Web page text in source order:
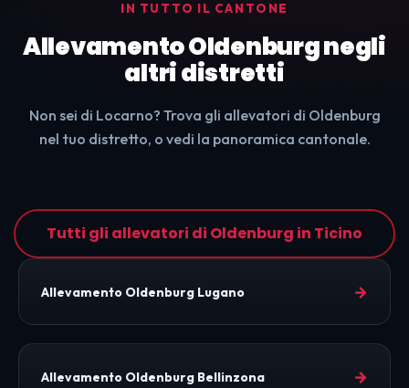
IN TUTTO IL CANTONE
Allevamento Oldenburg negli
altri distretti
Non sei di Locarno? Trova gli allevatori di Oldenburg
nel tuo distretto, o vedi la panoramica cantonale.
Tutti gli allevatori di Oldenburg in Ticino
Allevamento Oldenburg Lugano →
Allevamento Oldenburg Bellinzona →